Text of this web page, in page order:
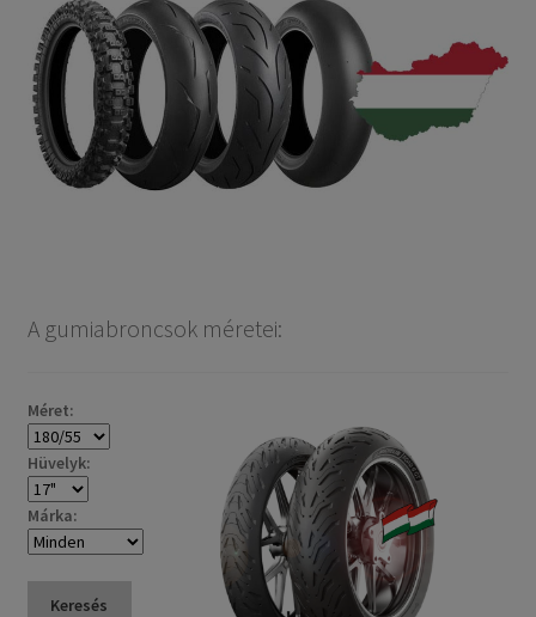
A gumiabroncsok méretei:
Méret:
Hüvelyk:
Márka:
Keresés